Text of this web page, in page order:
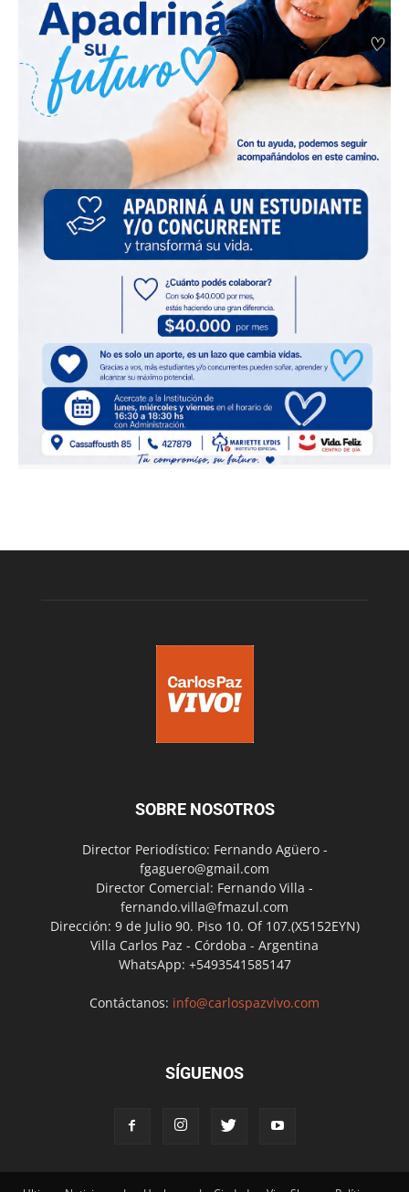
SOBRE NOSOTROS
Director Periodístico: Fernando Agüero -
fgaguero@gmail.com
Director Comercial: Fernando Villa -
fernando.villa@fmazul.com
Dirección: 9 de Julio 90. Piso 10. Of 107.(X5152EYN)
Villa Carlos Paz - Córdoba - Argentina
WhatsApp: +5493541585147
Contáctanos: info@carlospazvivo.com
SÍGUENOS